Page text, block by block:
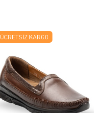
ÜCRETSIZ KARGO